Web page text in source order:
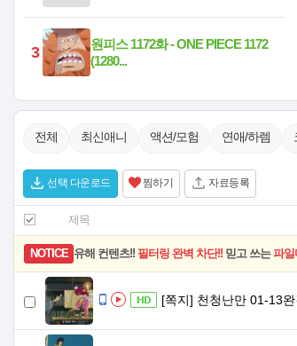
3
원피스 1172화 - ONE PIECE 1172
(1280...
전체 최신애니 액션/모험 연애/하렘
선택 다운로드 찜하기 자료등록
제목
유해 컨텐츠!! 필터링 완벽 차단!! 믿고 쓰는파일
[쪽지] 천청난만 01-13